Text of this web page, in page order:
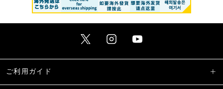
ご利用ガイド